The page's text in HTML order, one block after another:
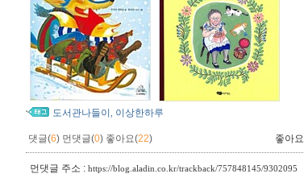
도서관나들이 , 이상한하루
댓글(6) 먼댓글(0) 좋아요(22) 좋아요
먼댓글 주소 : https://blog.aladin.co.kr/trackback/757848145/9302095